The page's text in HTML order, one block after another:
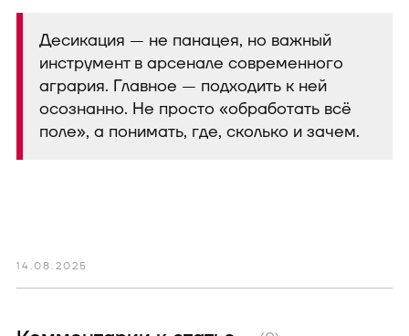
Десикация — не панацея, но важный
инструмент в арсенале современного
агрария. Главное — подходить к ней
осознанно. Не просто «обработать всё
поле», а понимать, где, сколько и зачем.
14.08.2025